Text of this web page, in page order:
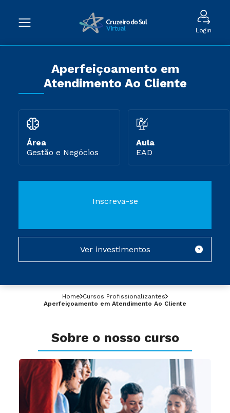
Login
Home Cursos Profissionalizantes
Aperfeiçoamento em Atendimento Ao Cliente
Sobre o nosso curso
Aperfeiçoamento em
Atendimento Ao Cliente
Área
Gestão e Negócios
Aula
EAD
Inscreva-se
Ver investimentos ?